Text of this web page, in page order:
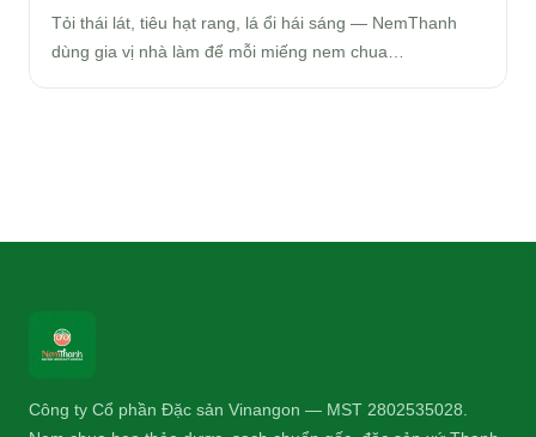
Tỏi thái lát, tiêu hạt rang, lá ổi hái sáng — NemThanh
dùng gia vị nhà làm để mỗi miếng nem chua…
Công ty Cổ phần Đặc sản Vinangon — MST 2802535028.